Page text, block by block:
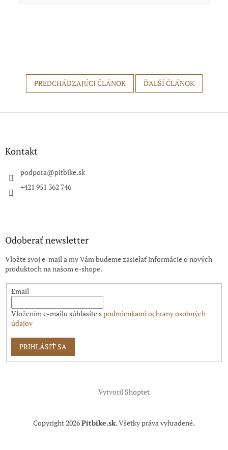
PREDCHÁDZAJÚCI ČLÁNOK ĎALŠÍ ČLÁNOK
Z
Kontakt
podpora@pitbike.sk
+421 951 362 746
Odoberať newsletter
Vložte svoj e-mail a my Vám budeme zasielať informácie o nových
produktoch na našom e-shope.
Email
Vložením e-mailu súhlasíte spodmienkami ochrany osobných
údajov
PRIHLÁSIŤ SA
Vytvoril Shoptet
Copyright 2026Pitbike.sk. Všetky práva vyhradené.